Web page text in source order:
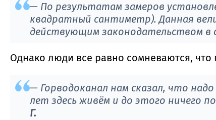
— По результатам замеров
квадратный сантиметр). Данная
действующим законодательством в
Однако люди все равно сомневаются,
— Горводоканал нам сказал, что
лет здесь живём и до этого ничего
Г.